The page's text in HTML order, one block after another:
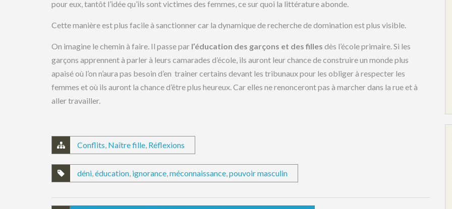
pour eux, tantôt l’idée qu’ils sont victimes des femmes, ce sur quoi la littérature abonde.
Cette manière est plus facile à sanctionner car la dynamique de recherche de domination est plus visible.
On imagine le chemin à faire. Il passe par l’éducation des garçons et des filles dès l’école primaire. Si les
garçons apprennent à parler à leurs camarades d’école, ils auront leur chance de construire un monde plus
apaisé où l’on n’aura pas besoin d’en trainer certains devant les tribunaux pour les obliger à respecter les
femmes et où ils auront la chance d’être plus heureux. Car elles ne renonceront pas à marcher dans la rue et à
aller travailler.
Conflits, Naître fille, Réflexions
déni,éducation, ignorance,méconnaissance,pouvoir masculin